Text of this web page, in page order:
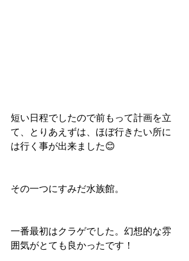
短い日程でしたので前もって計画を立
て、とりあえずは、ほぼ行きたい所に
は行く事が出来ました😊
その一つにすみだ水族館。
一番最初はクラゲでした。幻想的な雰
囲気がとても良かったです！